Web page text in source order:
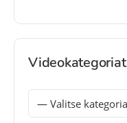
Videokategoriat